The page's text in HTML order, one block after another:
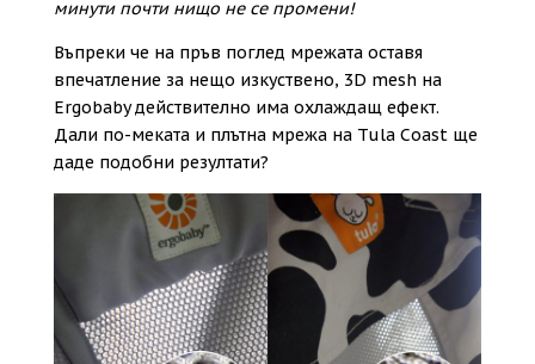
минути почти нищо не се промени!
Въпреки че на пръв поглед мрежата оставя
впечатление за нещо изкуствено, 3D mesh на
Ergobaby действително има охлаждащ ефект.
Дали по-меката и плътна мрежа на Tula Coast ще
даде подобни резултати?